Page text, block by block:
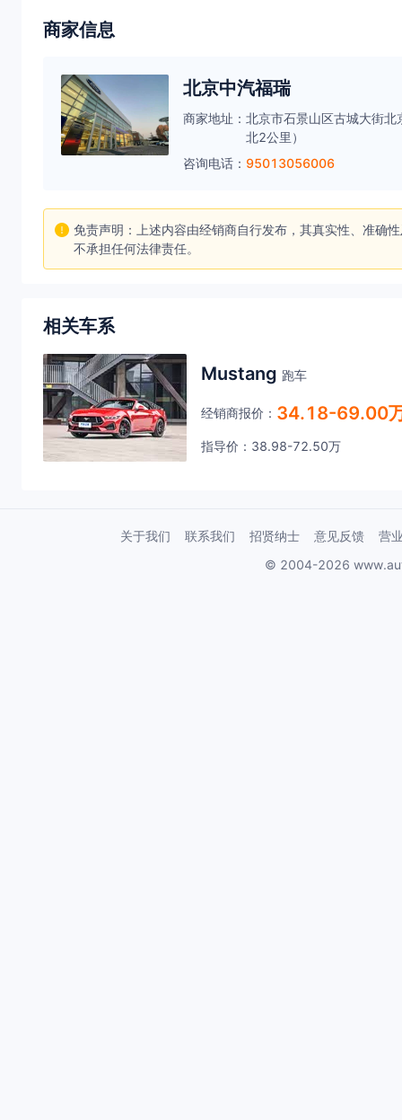
商家信息
北京中汽福瑞
商家地址： 北京市石景山区古城大街
北2公里）
咨询电话： 95013056006
免责声明：上述内容由经销商自行发布，其真实性、准确
不承担任何法律责任。
相关车系
Mustang 跑车
经销商报价： 34.18-69.00
指导价：38.98-72.50万
关于我们 联系我们 招贤纳士 意见反馈
营
© 2004-2026